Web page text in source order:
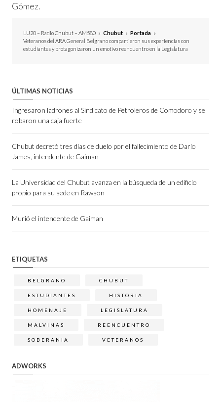
Gómez.
LU20 – Radio Chubut – AM580 » Chubut » Portada »
Veteranos del ARA General Belgrano compartieron sus experiencias con
estudiantes y protagonizaron un emotivo reencuentro en la Legislatura
ÚLTIMAS NOTICIAS
Ingresaron ladrones al Sindicato de Petroleros de Comodoro y se
robaron una caja fuerte
Chubut decretó tres días de duelo por el fallecimiento de Darío
James, intendente de Gaiman
La Universidad del Chubut avanza en la búsqueda de un edificio
propio para su sede en Rawson
Murió el intendente de Gaiman
ETIQUETAS
BELGRANO CHUBUT
ESTUDIANTES HISTORIA
HOMENAJE LEGISLATURA
MALVINAS REENCUENTRO
SOBERANIA VETERANOS
ADWORKS